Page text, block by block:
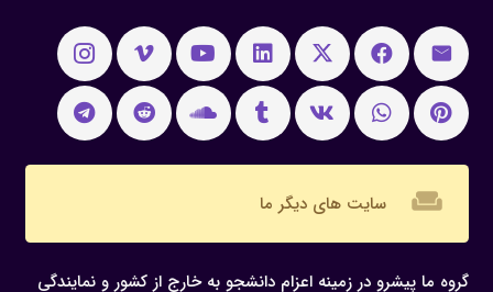
weekend سایت های دیگر ما
گروه ما پیشرو در زمینه اعزام دانشجو به خارج از کشور و نمایندگی